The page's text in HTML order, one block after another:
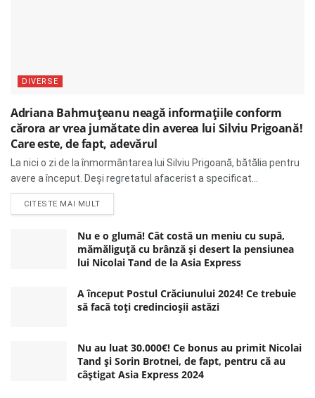
DIVERSE
Adriana Bahmuțeanu neagă informațiile conform
cărora ar vrea jumătate din averea lui Silviu Prigoană!
Care este, de fapt, adevărul
La nici o zi de la înmormântarea lui Silviu Prigoană, bătălia pentru
avere a început. Deși regretatul afacerist a specificat...
CITESTE MAI MULTDETAILS
Nu e o glumă! Cât costă un meniu cu supă,
mămăliguță cu brânză și desert la pensiunea
lui Nicolai Tand de la Asia Express
A început Postul Crăciunului 2024! Ce trebuie
să facă toți credincioșii astăzi
Nu au luat 30.000€! Ce bonus au primit Nicolai
Tand și Sorin Brotnei, de fapt, pentru că au
câștigat Asia Express 2024